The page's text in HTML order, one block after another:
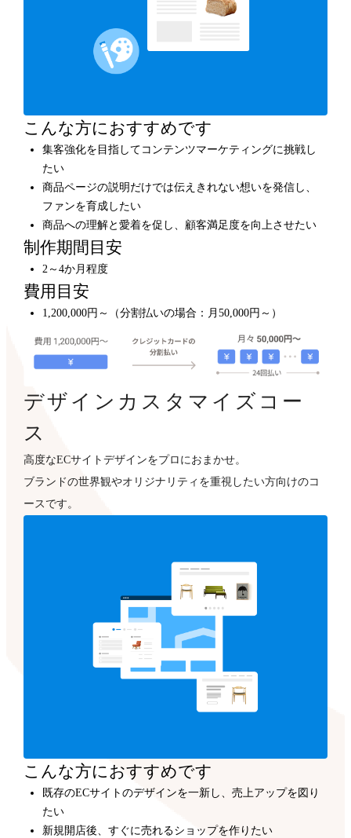
こんな方におすすめです
集客強化を目指してコンテンツマーケティングに挑戦し
たい
商品ページの説明だけでは伝えきれない想いを発信し、
ファンを育成したい
商品への理解と愛着を促し、顧客満足度を向上させたい
制作期間目安
2～4か月程度
費用目安
1,200,000円～（分割払いの場合：月50,000円～）
デザインカスタマイズコー
ス
高度なECサイトデザインをプロにおまかせ。
ブランドの世界観やオリジナリティを重視したい方向けのコ
ースです。
こんな方におすすめです
既存のECサイトのデザインを一新し、売上アップを図り
たい
新規開店後、すぐに売れるショップを作りたい